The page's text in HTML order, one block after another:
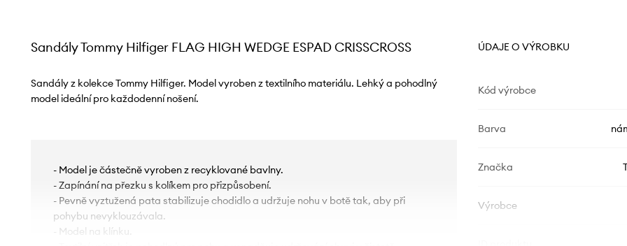
Sandály Tommy Hilfiger FLAG HIGH WEDGE ESPAD CRISSCROSS
Sandály z kolekce Tommy Hilfiger. Model vyroben z textilního materiálu. Lehký a pohodlný
model ideální pro každodenní nošení.
- Model je částečně vyroben z recyklované bavlny.
- Zapínání na přezku s kolíkem pro přizpůsobení.
- Pevně vyztužená pata stabilizuje chodidlo a udržuje nohu v botě tak, aby při
pohybu nevyklouzávala.
- Model na klínku.
ÚDAJE O VÝROBKU
Kód výrobce
Barva
Značka
Výrobce